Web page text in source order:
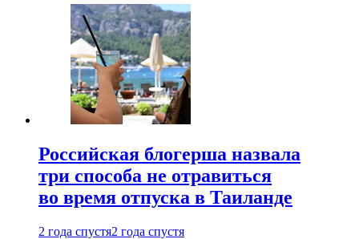
Российская блогерша назвала
три способа не отравиться
во время отпуска в Таиланде
2 года спустя2 года спустя